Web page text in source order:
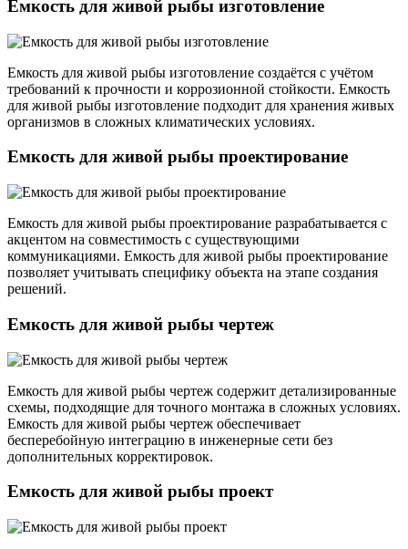
Емкость для живой рыбы изготовление
Емкость для живой рыбы изготовление создаётся с учётом
требований к прочности и коррозионной стойкости. Емкость
для живой рыбы изготовление подходит для хранения живых
организмов в сложных климатических условиях.
Емкость для живой рыбы проектирование
Емкость для живой рыбы проектирование разрабатывается с
акцентом на совместимость с существующими
коммуникациями. Емкость для живой рыбы проектирование
позволяет учитывать специфику объекта на этапе создания
решений.
Емкость для живой рыбы чертеж
Емкость для живой рыбы чертеж содержит детализированные
схемы, подходящие для точного монтажа в сложных условиях.
Емкость для живой рыбы чертеж обеспечивает
бесперебойную интеграцию в инженерные сети без
дополнительных корректировок.
Емкость для живой рыбы проект